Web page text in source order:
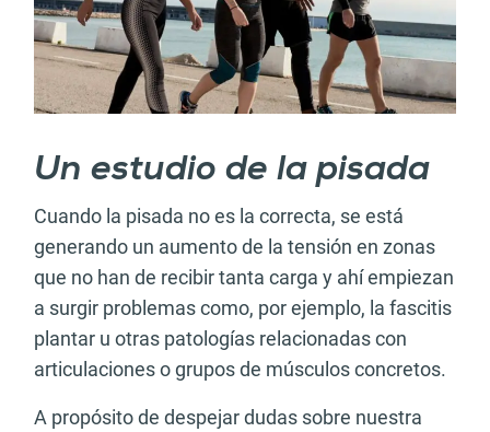
Un estudio de la pisada
Cuando la pisada no es la correcta, se está
generando un aumento de la tensión en zonas
que no han de recibir tanta carga y ahí empiezan
a surgir problemas como, por ejemplo, la fascitis
plantar u otras patologías relacionadas con
articulaciones o grupos de músculos concretos.
A propósito de despejar dudas sobre nuestra